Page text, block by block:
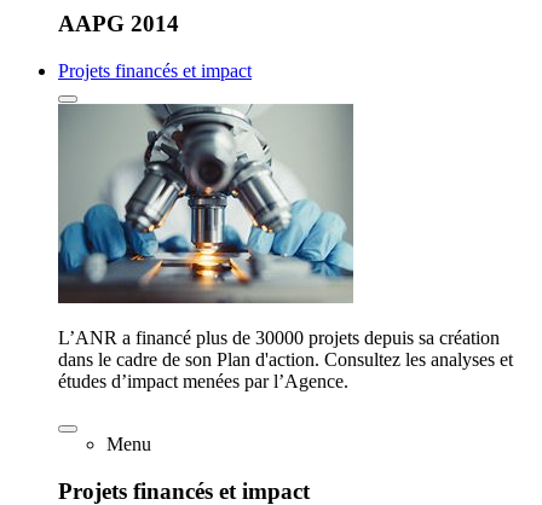
AAPG 2014
Projets financés et impact
L’ANR a financé plus de 30000 projets depuis sa création
dans le cadre de son Plan d'action. Consultez les analyses et
études d’impact menées par l’Agence.
Menu
Projets financés et impact